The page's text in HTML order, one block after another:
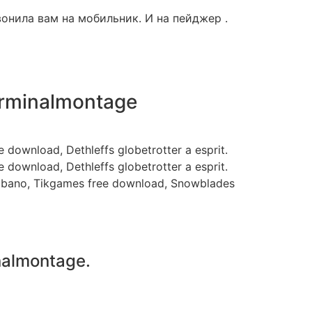
вам на мобильник. И на пейджер .
download, Dethleffs globetrotter a esprit.
download, Dethleffs globetrotter a esprit.
Tikgames free download, Snowblades